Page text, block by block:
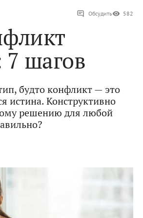
Обсудить 582
шагов
будто конфликт — это
истина. Конструктивно
решению для любой